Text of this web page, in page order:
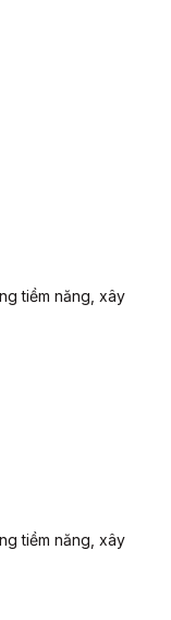
tiềm năng, xây
tiềm năng, xây